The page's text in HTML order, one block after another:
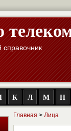
К Л М Н
Главная > Лица